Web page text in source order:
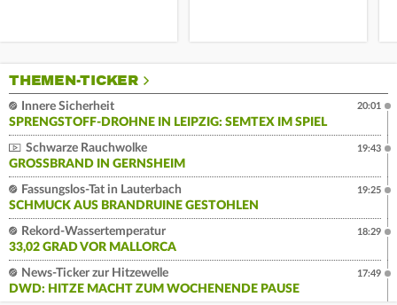
THEMEN-TICKER
Innere Sicherheit
SPRENGSTOFF-DROHNE IN LEIPZIG: SEMTEX IM SPIEL
20:01
Schwarze Rauchwolke
GROSSBRAND IN GERNSHEIM
19:43
Fassungslos-Tat in Lauterbach
SCHMUCK AUS BRANDRUINE GESTOHLEN
19:25
Rekord-Wassertemperatur
33,02 GRAD VOR MALLORCA
18:29
News-Ticker zur Hitzewelle
DWD: HITZE MACHT ZUM WOCHENENDE PAUSE
17:49